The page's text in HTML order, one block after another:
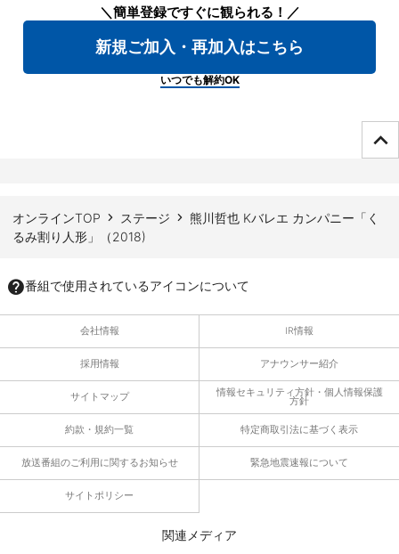
＼簡単登録ですぐに観られる！／
新規ご加入・再加入はこちら
いつでも解約OK
オンラインTOP ステージ
熊川哲也 Kバレエ カンパニー「く
るみ割り人形」（2018)
番組で使用されているアイコンについて
会社情報 IR情報
採用情報 アナウンサー紹介
サイトマップ 情報セキュリティ方針・個人情報保護
方針
約款・規約一覧 特定商取引法に基づく表示
放送番組のご利用に関するお知らせ 緊急地震速報について
サイトポリシー
関連メディア